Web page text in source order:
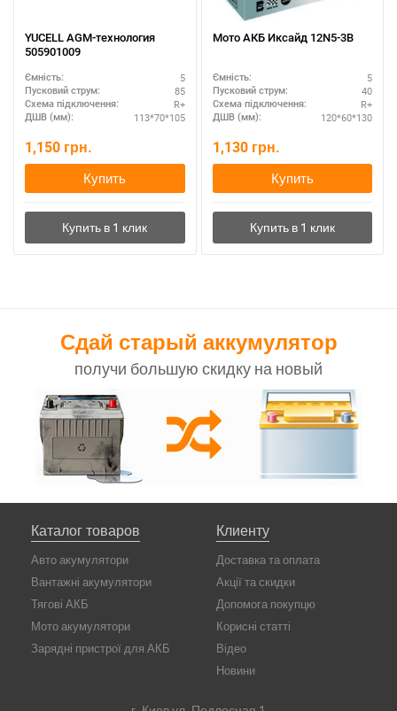
YUCELL AGM-технология
505901009
Ємність: 5
Пусковий струм: 85
Схема підключення: R+
ДШВ (мм): 113*70*105
1,150 грн.
Купить
Мото АКБ Иксайд 12N5-3B
Ємність: 5
Пусковий струм: 40
Схема підключення: R+
ДШВ (мм): 120*60*130
1,130 грн.
Купить
Сдай старый аккумулятор
получи большую скидку на новый
Каталог товаров
Авто акумулятори
Вантажні акумулятори
Тягові АКБ
Мото акумулятори
Зарядні пристрої для АКБ
Клиенту
Доставка та оплата
Акції та скидки
Допомога покупцю
Корисні статті
Відео
Новини